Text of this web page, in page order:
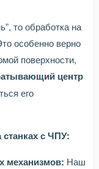
то обработка на
особенно верно
поверхности,
центр
его
с ЧПУ:
механизмов: Наш